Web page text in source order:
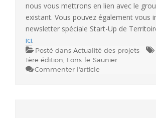
nous vous mettrons en lien avec le
existant. Vous pouvez également vous
newsletter spéciale Start-Up de
ici.
Posté dans Actualité des projets
1ère édition Lons-le-Saunier
Commenter l'article